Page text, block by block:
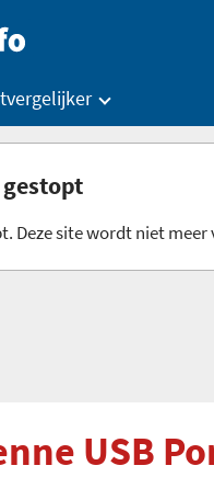
Deze site wordt niet
USB